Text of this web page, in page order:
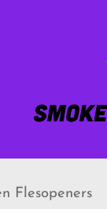
Flesopeners